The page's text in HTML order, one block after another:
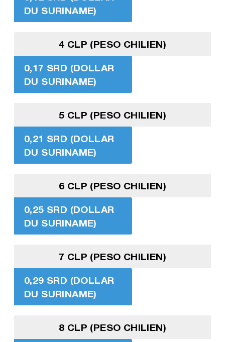
DU SURINAME)
4 CLP (PESO CHILIEN)
0,17 SRD (DOLLAR
DU SURINAME)
5 CLP (PESO CHILIEN)
0,21 SRD (DOLLAR
DU SURINAME)
6 CLP (PESO CHILIEN)
0,25 SRD (DOLLAR
DU SURINAME)
7 CLP (PESO CHILIEN)
0,29 SRD (DOLLAR
DU SURINAME)
8 CLP (PESO CHILIEN)